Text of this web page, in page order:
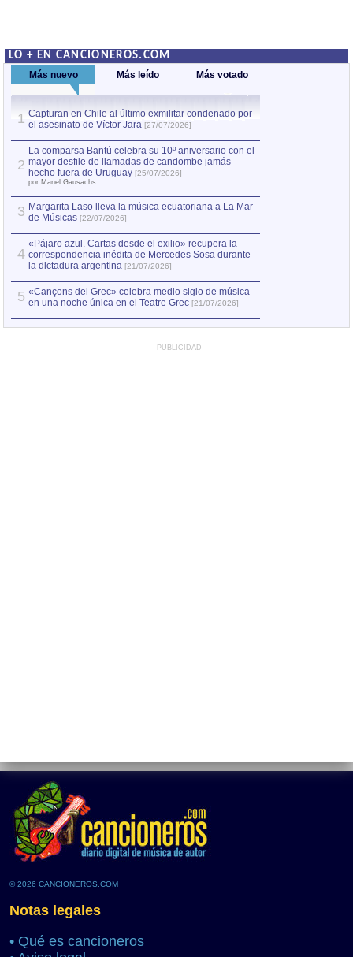
LO + EN CANCIONEROS.COM
Más nuevo Más leído Más votado
1 Capturan en Chile al último exmilitar condenado por
el asesinato de Víctor Jara [27/07/2026]
2
La comparsa Bantú celebra su 10º aniversario con el
mayor desfile de llamadas de candombe jamás
hecho fuera de Uruguay [25/07/2026]
por Manel Gausachs
3 Margarita Laso lleva la música ecuatoriana a La Mar
de Músicas [22/07/2026]
4
«Pájaro azul. Cartas desde el exilio» recupera la
correspondencia inédita de Mercedes Sosa durante
la dictadura argentina [21/07/2026]
5 «Cançons del Grec» celebra medio siglo de música
en una noche única en el Teatre Grec [21/07/2026]
PUBLICIDAD
© 2026 CANCIONEROS.COM
Notas legales
• Qué es cancioneros